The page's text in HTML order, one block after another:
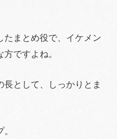
たまとめ役で、イケメン
ですよね。
として、しっかりとま